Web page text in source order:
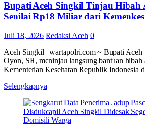
Bupati Aceh Singkil Tinjau Hibah
Senilai Rp18 Miliar dari
Juli 18, 2026 Redaksi Aceh 0
Aceh Singkil | wartapolri.com ~ Bupati
Oyon, SH, meninjau langsung bantuan hibah
Kementerian Kesehatan Republik Indonesia
Selengkapnya